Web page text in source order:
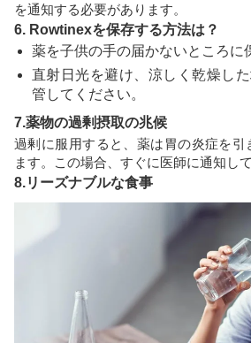
を通知する必要があります。
6. Rowtinexを保存する方法は？
薬を子供の手の届かないところに
直射日光を避け、涼しく乾燥し
管してください。
7.薬物の過剰摂取の兆候
過剰に服用すると、薬は胃の炎症を引
ます。この場合、すぐに医師に通知し
8.リーズナブルな食事